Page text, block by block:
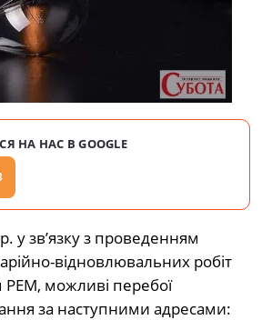
НА НАС В GOOGLE
у зв’язку з проведенням
відновлювальних робіт
можливі перебої
за наступними адресами: